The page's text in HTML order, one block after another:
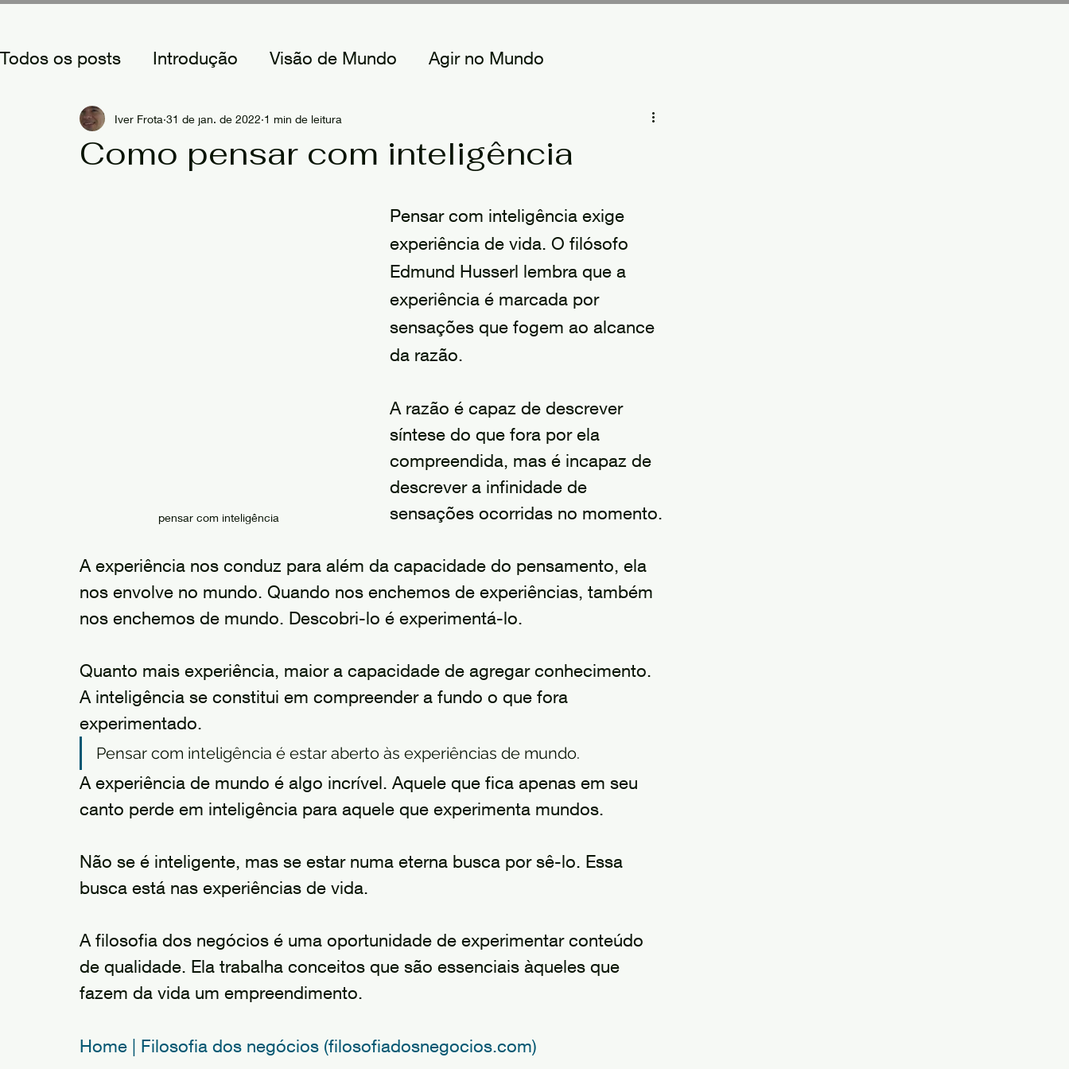
Todos os posts Introdução Visão de Mundo Agir no Mundo
A Natureza do Empreendedor Criando Mundos
Como pensar com inteligência
Iver Frota 31 de jan. de 2022 1 min de leitura
pensar com inteligência
Pensar com inteligência exige
experiência de vida. O filósofo
Edmund Husserl lembra que a
experiência é marcada por
sensações que fogem ao alcance
da razão.
A razão é capaz de descrever
síntese do que fora por ela
compreendida, mas é incapaz de
descrever a infinidade de
sensações ocorridas no momento.
A experiência nos conduz para além da capacidade do pensamento, ela
nos envolve no mundo. Quando nos enchemos de experiências, também
nos enchemos de mundo. Descobri-lo é experimentá-lo.
Quanto mais experiência, maior a capacidade de agregar conhecimento.
A inteligência se constitui em compreender a fundo o que fora
experimentado.
Pensar com inteligência é estar aberto às experiências de mundo.
A experiência de mundo é algo incrível. Aquele que fica apenas em seu
canto perde em inteligência para aquele que experimenta mundos.
Não se é inteligente, mas se estar numa eterna busca por sê-lo. Essa
busca está nas experiências de vida.
A filosofia dos negócios é uma oportunidade de experimentar conteúdo
de qualidade. Ela trabalha conceitos que são essenciais àqueles que
fazem da vida um empreendimento.
Home | Filosofia dos negócios (filosofiadosnegocios.com)